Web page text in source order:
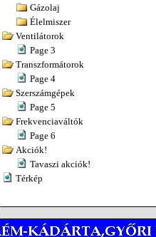
Gázolaj
Élelmiszer
Ventilátorok
Page 3
Transzformátorok
Page 4
Szerszámgépek
Page 5
Frekvenciaváltók
Page 6
Akciók!
Tavaszi akciók!
Térkép